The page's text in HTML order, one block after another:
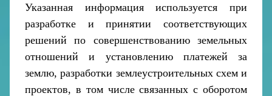
Указанная информация используется при
разработке и принятии соответствующих
решений по совершенствованию земельных
отношений и установлению платежей за
землю, разработки землеустроительных схем и
проектов, в том числе связанных с оборотом